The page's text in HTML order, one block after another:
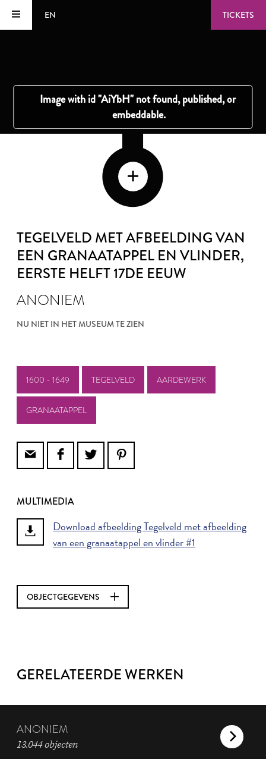
EN TICKETS
TEGELVELD MET AFBEELDING VAN
EEN GRANAATAPPEL EN VLINDER,
EERSTE HELFT 17DE EEUW
ANONIEM
NU NIET IN HET MUSEUM TE ZIEN
1600 - 1649 TEGELVELD AARDEWERK
GRANAATAPPEL
MULTIMEDIA
Download afbeelding Tegelveld met afbeelding
van een granaatappel en vlinder #1
OBJECTGEGEVENS
GERELATEERDE WERKEN
ANONIEM
13.044 objecten